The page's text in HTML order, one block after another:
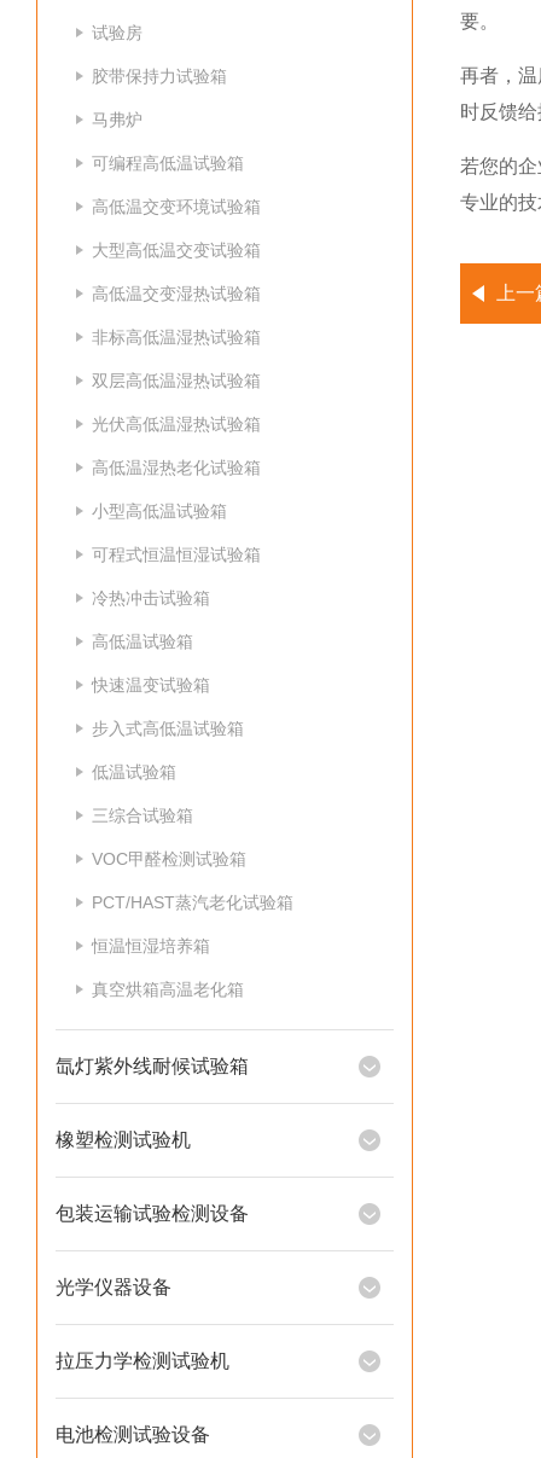
试验房
胶带保持力试验箱
马弗炉
可编程高低温试验箱
高低温交变环境试验箱
大型高低温交变试验箱
高低温交变湿热试验箱
非标高低温湿热试验箱
双层高低温湿热试验箱
光伏高低温湿热试验箱
高低温湿热老化试验箱
小型高低温试验箱
可程式恒温恒湿试验箱
冷热冲击试验箱
高低温试验箱
快速温变试验箱
步入式高低温试验箱
低温试验箱
三综合试验箱
VOC甲醛检测试验箱
PCT/HAST蒸汽老化试验箱
恒温恒湿培养箱
真空烘箱高温老化箱
氙灯紫外线耐候试验箱
橡塑检测试验机
包装运输试验检测设备
光学仪器设备
拉压力学检测试验机
电池检测试验设备
要。
再者，
时反馈
若您的
专业的
上